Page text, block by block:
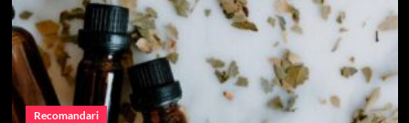
Recomandari